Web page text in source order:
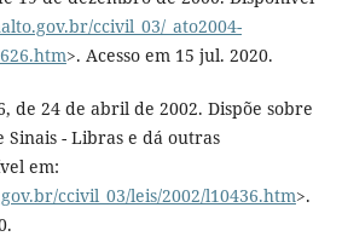
ccivil_03/_ato2004-
>. Acesso em 15 jul. 2020.
de 24 de abril de 2002. Dispõe sobre
- Libras e dá outras
em:
ccivil_03/leis/2002/l10436.htm>.